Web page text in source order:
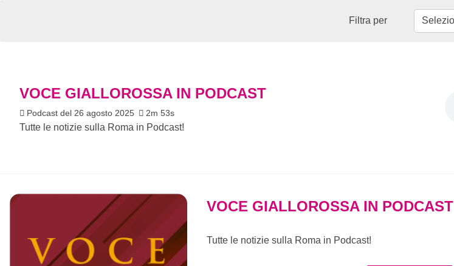
Filtra per
VOCE GIALLOROSSA IN PODCAST
Podcast del 26 agosto 2025 2m 53s
Tutte le notizie sulla Roma in Podcast!
VOCE GIALLOROSSA IN PODCAST
Tutte le notizie sulla Roma in Podcast!